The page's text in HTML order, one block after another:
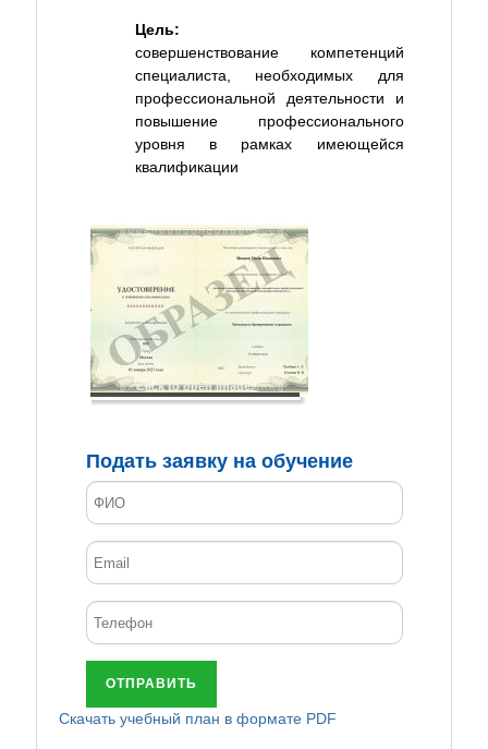
Цель:
совершенствование компетенций
специалиста, необходимых для
профессиональной деятельности и
повышение профессионального
уровня в рамках имеющейся
квалификации
Click to open image!
Подать заявку на обучение
ОТПРАВИТЬ
Cкачать учебный план в формате PDF